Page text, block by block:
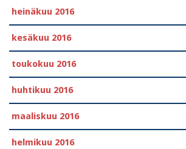
heinäkuu 2016
kesäkuu 2016
toukokuu 2016
huhtikuu 2016
maaliskuu 2016
helmikuu 2016